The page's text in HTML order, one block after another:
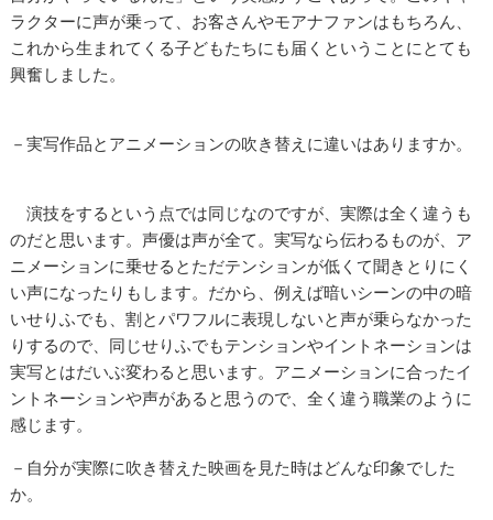
ラクターに声が乗って、お客さんやモアナファンはもちろん、
これから生まれてくる子どもたちにも届くということにとても
興奮しました。
－実写作品とアニメーションの吹き替えに違いはありますか。
演技をするという点では同じなのですが、実際は全く違うも
のだと思います。声優は声が全て。実写なら伝わるものが、ア
ニメーションに乗せるとただテンションが低くて聞きとりにく
い声になったりもします。だから、例えば暗いシーンの中の暗
いせりふでも、割とパワフルに表現しないと声が乗らなかった
りするので、同じせりふでもテンションやイントネーションは
実写とはだいぶ変わると思います。アニメーションに合ったイ
ントネーションや声があると思うので、全く違う職業のように
感じます。
－自分が実際に吹き替えた映画を見た時はどんな印象でした
か。